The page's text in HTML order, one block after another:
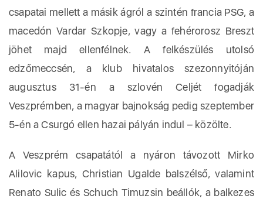
csapatai mellett a másik ágról a szintén francia PSG, a
macedón Vardar Szkopje, vagy a fehérorosz Breszt
jöhet majd ellenfélnek. A felkészülés utolsó
edzőmeccsén, a klub hivatalos szezonnyitóján
augusztus 31-én a szlovén Celjét fogadják
Veszprémben, a magyar bajnokság pedig szeptember
5-én a Csurgó ellen hazai pályán indul – közölte.
A Veszprém csapatától a nyáron távozott Mirko
Alilovic kapus, Christian Ugalde balszélső, valamint
Renato Sulic és Schuch Timuzsin beállók, a balkezes